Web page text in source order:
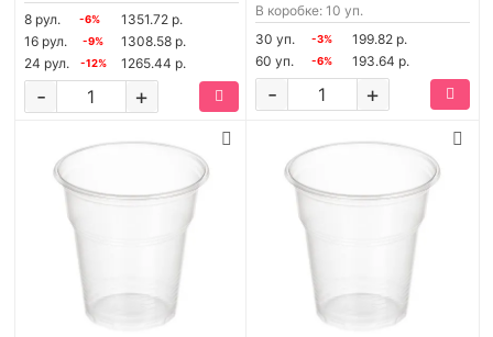
8 рул.
-6%
1351.72 р.
16 рул.
-9%
1308.58 р.
24 рул.
-12% 1265.44 р.
+
-
В коробке: 10 уп.
30 уп.
-3%
199.82 р.
60 уп.
-6% 193.64 р.
+
-